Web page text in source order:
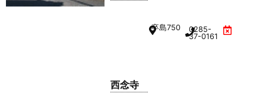
西念寺
卒島750
0285-
37-0161